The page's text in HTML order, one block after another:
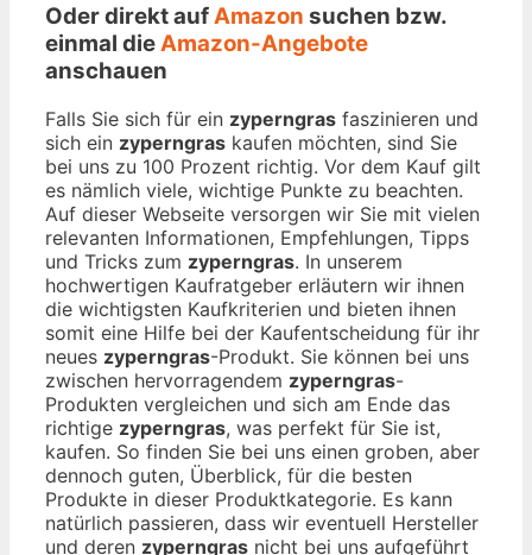
Oder direkt aufAmazon suchen bzw.
einmal dieAmazon-Angebote
anschauen
Falls Sie sich für ein zyperngras faszinieren und
sich ein zyperngras kaufen möchten, sind Sie
bei uns zu 100 Prozent richtig. Vor dem Kauf gilt
es nämlich viele, wichtige Punkte zu beachten.
Auf dieser Webseite versorgen wir Sie mit vielen
relevanten Informationen, Empfehlungen, Tipps
und Tricks zum zyperngras. In unserem
hochwertigen Kaufratgeber erläutern wir ihnen
die wichtigsten Kaufkriterien und bieten ihnen
somit eine Hilfe bei der Kaufentscheidung für ihr
neues zyperngras-Produkt. Sie können bei uns
zwischen hervorragendem zyperngras-
Produkten vergleichen und sich am Ende das
richtige zyperngras, was perfekt für Sie ist,
kaufen. So finden Sie bei uns einen groben, aber
dennoch guten, Überblick, für die besten
Produkte in dieser Produktkategorie. Es kann
natürlich passieren, dass wir eventuell Hersteller
und deren zyperngras nicht bei uns aufgeführt